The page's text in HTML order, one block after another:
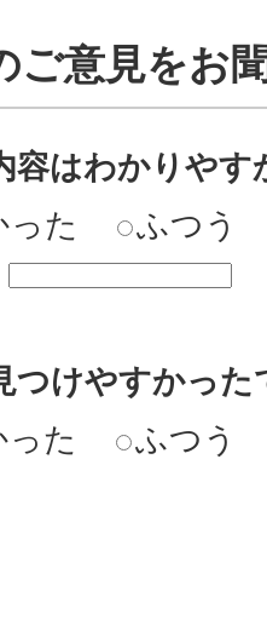
ご意見をお
容はわかりやす
た
ふつう
つけやすかった
た
ふつう